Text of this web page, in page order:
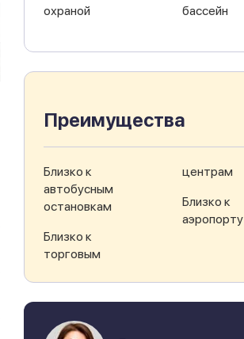
охраной
бассейн
Преимущества
Близко к
автобусным
остановкам
Близко к
торговым
центрам
Близко к
аэропорту